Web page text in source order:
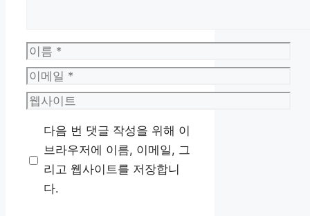
이
름
이
메
일
웹
트
다음 번 댓글 작성을 위해 이
브라우저에 이름, 이메일, 그
리고 웹사이트를 저장합니
다.